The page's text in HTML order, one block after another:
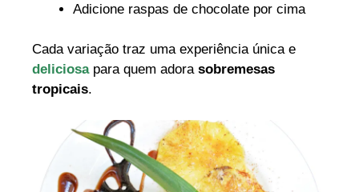
Adicione raspas de chocolate por cima
Cada variação traz uma experiência única e
deliciosapara quem adora sobremesas
tropicais.